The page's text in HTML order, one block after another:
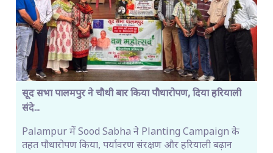
सूद सभा पालमपुर ने चौथी बार किया पौधारोपण, दिया हरियाली
संदे...
Palampur में Sood Sabha ने Planting Campaign के
तहत पौधारोपण किया, पर्यावरण संरक्षण और हरियाली बढ़ान